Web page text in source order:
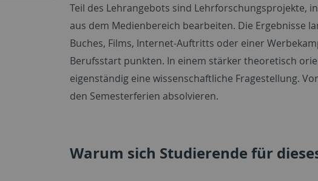
Teil des Lehrangebots sind Lehrforschungsprojekte,
aus dem Medienbereich bearbeiten. Die Ergebnisse
Buches, Films, Internet-Auftritts oder einer
Berufsstart punkten. In einem stärker theoretisch
eigenständig eine wissenschaftliche Fragestellung.
den Semesterferien absolvieren.
Warum sich Studierende für